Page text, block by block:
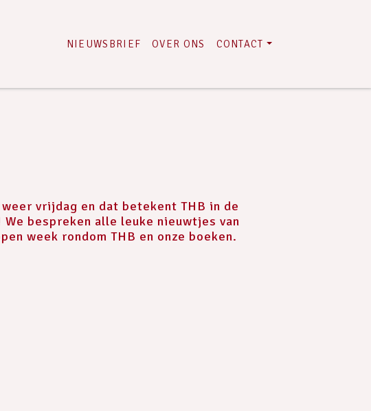
NIEUWSBRIEF OVER ONS CONTACT
vrijdag en dat betekent THB in de
We bespreken alle leuke nieuwtjes van
week rondom THB en onze boeken.